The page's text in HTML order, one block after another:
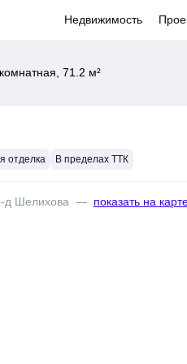
Недвижимость
71.2 м²
отделка В пределах ТТК
д Шелихова — показать на